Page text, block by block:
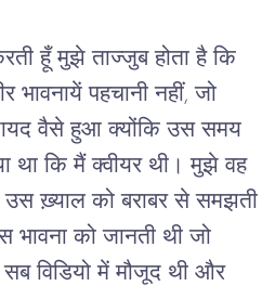
हूँ मुझे ताज्जुब होता है कि
पहचानी नहीं, जो
वैसे हुआ क्योंकि उस समय
था कि मैं क्वीयर थी। मुझे वह
उस ख़्याल को बराबर से समझती
भावना को जानती थी जो
विडियो में मौजूद थी और